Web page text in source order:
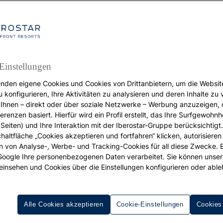
URLAUB
besten Reiseziele
einen Ironman
bietet die Möglichkeit, über sich selbst
eigene Cookies und Cookies von Drittanbietern, um die
konfigurieren, Ihre Aktivitäten zu analysieren und deren Inhalte zu
– direkt oder über soziale Netzwerke – Werbung anzuzeigen,
basiert. Hierfür wird ein Profil erstellt, das Ihre
und Ihre Interaktion mit der Iberostar-Gruppe berücksichtigt.
„Cookies akzeptieren und fortfahren“ klicken, autorisieren
von Analyse-, Werbe- und Tracking-Cookies für all diese Zwecke.
Ihre personenbezogenen Daten verarbeitet. Sie können
und Cookies über die Einstellungen konfigurieren oder
Cookie-Einstellungen
Alle Cookies akzeptieren